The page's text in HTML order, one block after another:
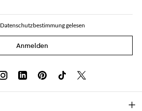
Datenschutzbestimmunggelesen
Anmelden